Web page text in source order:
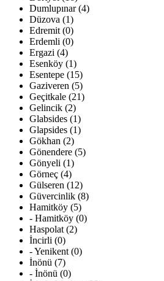
Dumlupınar (4)
Düzova (1)
Edremit (0)
Erdemli (0)
Ergazi (4)
Esenköy (1)
Esentepe (15)
Gaziveren (5)
Geçitkale (21)
Gelincik (2)
Glabsides (1)
Glapsides (1)
Gökhan (2)
Gönendere (5)
Gönyeli (1)
Görneç (4)
Gülseren (12)
Güvercinlik (8)
Hamitköy (5)
- Hamitköy (0)
Haspolat (2)
İncirli (0)
- Yenikent (0)
İnönü (7)
- İnönü (0)